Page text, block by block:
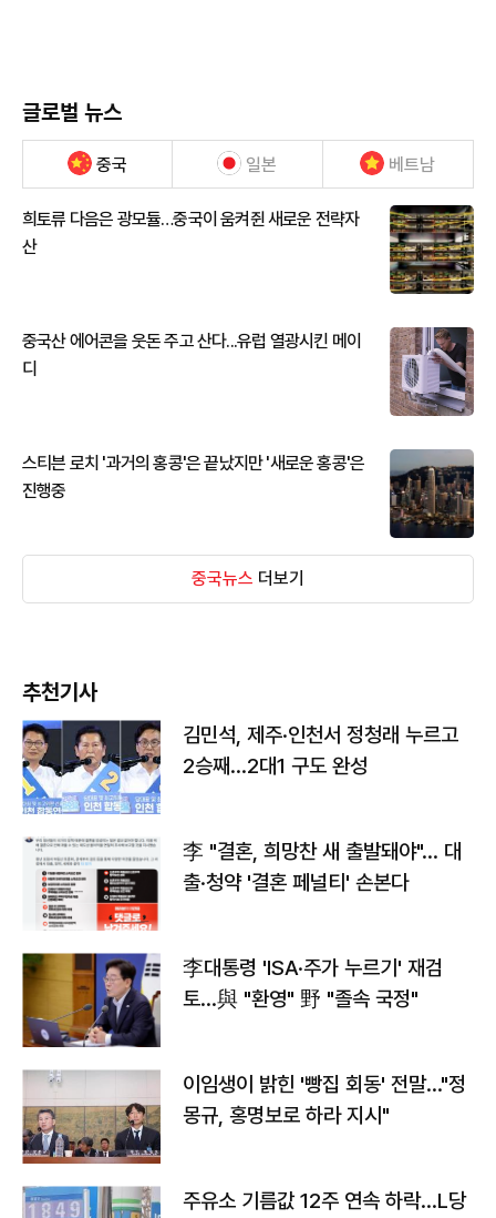
글로벌 뉴스
중국 일본 베트남
희토류 다음은 광모듈…중국이 움켜쥔 새로운 전략자
산
중국산 에어콘을 웃돈 주고 산다...유럽 열광시킨 메이
디
스티븐 로치 '과거의 홍콩'은 끝났지만 '새로운 홍콩'은
진행중
중국뉴스 더보기
추천기사
김민석, 제주·인천서 정청래 누르고
2승째…2대1 구도 완성
李 "결혼, 희망찬 새 출발돼야"… 대
출·청약 '결혼 페널티' 손본다
李대통령 'ISA·주가 누르기' 재검
토…與 "환영" 野 "졸속 국정"
이임생이 밝힌 '빵집 회동' 전말…"정
몽규, 홍명보로 하라 지시"
주유소 기름값 12주 연속 하락…L당